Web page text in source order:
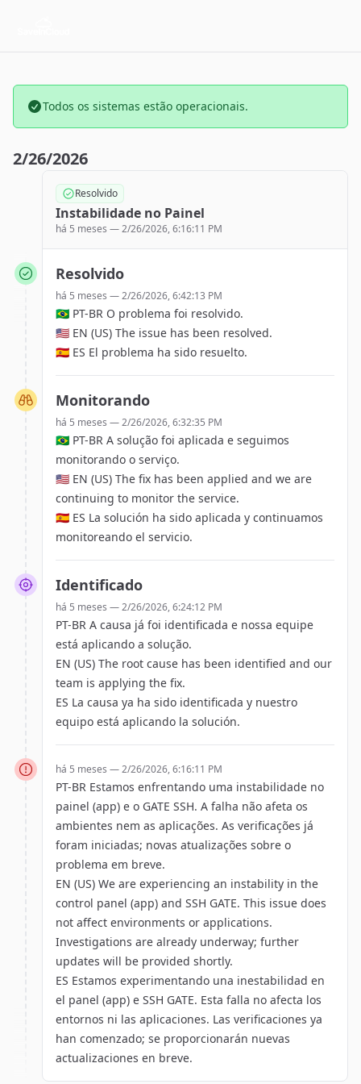
Todos os sistemas estão operacionais.
2/26/2026
Instabilidade no Painel
há 5 meses —2/26/2026, 6:16:11 PM
Resolvido
Resolvido
há 5 meses —2/26/2026, 6:42:13 PM
🇧🇷 PT-BR O problema foi resolvido.
🇺🇸 EN (US) The issue has been resolved.
🇪🇸 ES El problema ha sido resuelto.
Monitorando
há 5 meses —2/26/2026, 6:32:35 PM
🇧🇷 PT-BR A solução foi aplicada e seguimos
monitorando o serviço.
🇺🇸 EN (US) The fix has been applied and we are
continuing to monitor the service.
🇪🇸 ES La solución ha sido aplicada y continuamos
monitoreando el servicio.
Identificado
há 5 meses —2/26/2026, 6:24:12 PM
PT-BR A causa já foi identificada e nossa equipe
está aplicando a solução.
EN (US) The root cause has been identified and our
team is applying the fix.
ES La causa ya ha sido identificada y nuestro
equipo está aplicando la solución.
há 5 meses —2/26/2026, 6:16:11 PM
PT-BR Estamos enfrentando uma instabilidade no
painel (app) e o GATE SSH. A falha não afeta os
ambientes nem as aplicações. As verificações já
foram iniciadas; novas atualizações sobre o
problema em breve.
EN (US) We are experiencing an instability in the
control panel (app) and SSH GATE. This issue does
not affect environments or applications.
Investigations are already underway; further
updates will be provided shortly.
ES Estamos experimentando una inestabilidad en
el panel (app) e SSH GATE. Esta falla no afecta los
entornos ni las aplicaciones. Las verificaciones ya
han comenzado; se proporcionarán nuevas
actualizaciones en breve.